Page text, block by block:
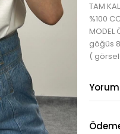
TAM
%100
göğüs
(